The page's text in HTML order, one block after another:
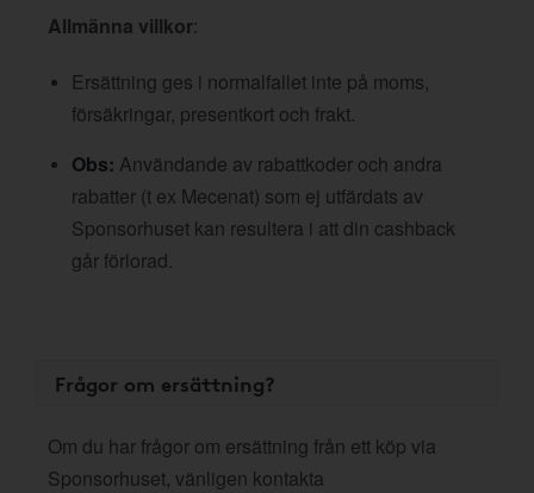
Allmänna villkor:
Ersättning ges i normalfallet inte på moms,
försäkringar, presentkort och frakt.
Obs: Användande av rabattkoder och andra
rabatter (t ex Mecenat) som ej utfärdats av
Sponsorhuset kan resultera i att din cashback
går förlorad.
Frågor om ersättning?
Om du har frågor om ersättning från ett köp via
Sponsorhuset, vänligen kontakta